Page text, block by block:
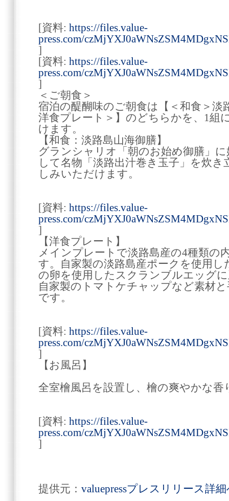
[資料: https://files.value-
press.com/
]
[資料: https://files.value-
press.com/
]
＜ご朝食＞
宿泊の醍醐味のご朝食は【＜和食＞淡
洋食プレート＞】のどちらかを、1組
けます。
【和食：淡路島山海御膳】
グランシャリオ「朝のお始め御膳」
して名物「淡路出汁巻き玉子」を炊
しみいただけます。
[資料: https://files.value-
press.com/
]
【洋食プレート】
メインプレートで淡路島産の4種類の
す。自家製の淡路島産ポークを使用
の卵を使用したスクランブルエッグ
自家製のトマトケチャップなど素材
です。
[資料: https://files.value-
press.com/
]
【お風呂】
全室檜風呂を設置し、檜の爽やかな香
[資料: https://files.value-
press.com/
]
提供元： valuepressプレスリリース詳